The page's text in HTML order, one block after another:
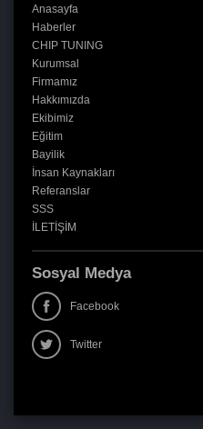
Anasayfa
Haberler
CHIP TUNING
Kurumsal
Firmamız
Hakkımızda
Ekibimiz
Eğitim
Bayilik
İnsan Kaynakları
Referanslar
SSS
İLETİŞİM
Sosyal Medya
Facebook
Twitter